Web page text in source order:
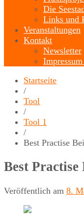
Die
Links und
Veranstaltungen
Kontakt
Newsletter
Startseite
/
Tool
/
Tool 1
/
Best Practise
Best Practise
Veröffentlich am 8.